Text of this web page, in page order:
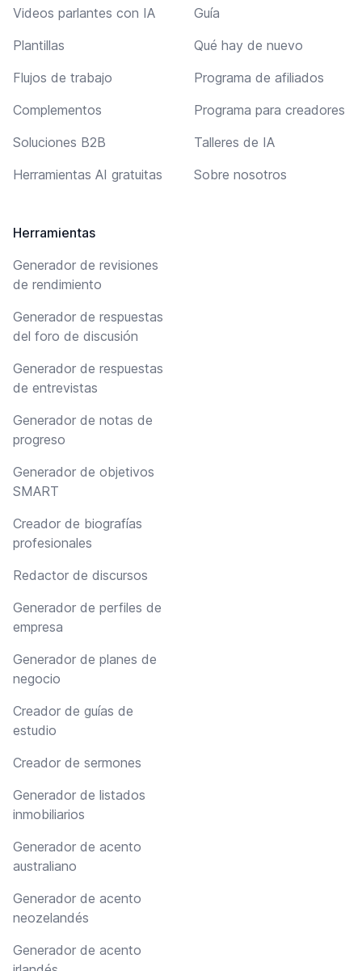
Videos parlantes con IA
Plantillas
Flujos de trabajo
Complementos
Soluciones B2B
Herramientas AI gratuitas
Herramientas
Generador de revisiones
de rendimiento
Generador de respuestas
del foro de discusión
Generador de respuestas
de entrevistas
Generador de notas de
progreso
Generador de objetivos
SMART
Creador de biografías
profesionales
Redactor de discursos
Generador de perfiles de
empresa
Generador de planes de
negocio
Creador de guías de
estudio
Creador de sermones
Generador de listados
inmobiliarios
Generador de acento
australiano
Generador de acento
neozelandés
Generador de acento
Guía
Qué hay de nuevo
Programa de afiliados
Programa para creadores
Talleres de IA
Sobre nosotros